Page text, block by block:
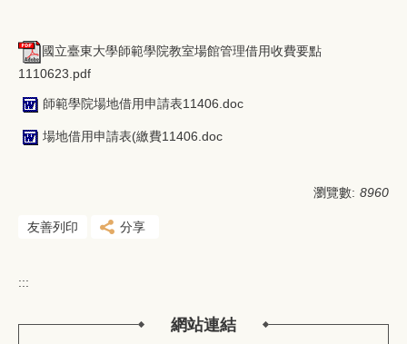
國立臺東大學師範學院教室場館管理借用收費要點
1110623.pdf
師範學院場地借用申請表11406.doc
場地借用申請表(繳費11406.doc
瀏覽數: 8960
友善列印 分享
:::
網站連結